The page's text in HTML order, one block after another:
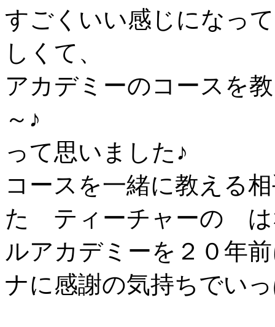
すごくいい感じになっ
しくて、
アカデミーのコースを
～♪
って思いました♪
コースを一緒に教える
た ティーチャーの は
ルアカデミーを２０年
ナに感謝の気持ちでい